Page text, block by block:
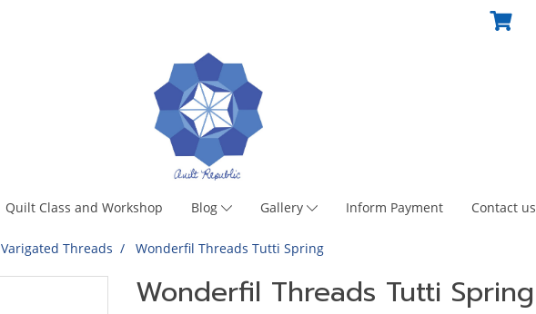
Quilt Class and Workshop Blog Gallery Inform Payment Contact us
Varigated Threads Wonderfil Threads Tutti Spring
Wonderfil Threads Tutti Spring